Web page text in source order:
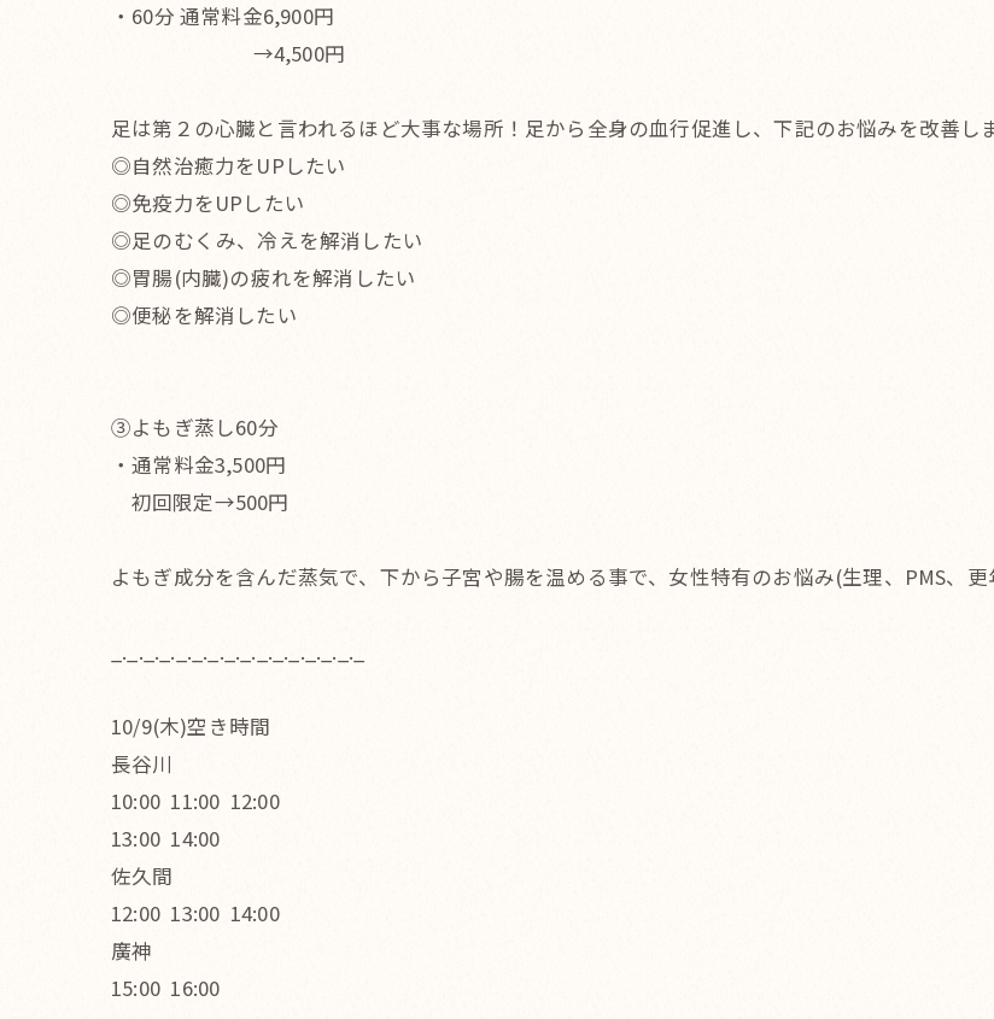
・60分 通常料金6,900円
→4,500円
足は第２の心臓と言われるほど大事な場所！足から全身の血行促進し、下記のお悩みを改善し
◎自然治癒力をUPしたい
◎免疫力をUPしたい
◎足のむくみ、冷えを解消したい
◎胃腸(内臓)の疲れを解消したい
◎便秘を解消したい
③よもぎ蒸し60分
・通常料金3,500円
初回限定→500円
よもぎ成分を含んだ蒸気で、下から子宮や腸を温める事で、女性特有のお悩み(生理、PMS、
_._._._._._._._._._._._._._._._
10/9(木)空き時間
長谷川
10:00 11:00 12:00
13:00 14:00
佐久間
12:00 13:00 14:00
廣神
15:00 16:00